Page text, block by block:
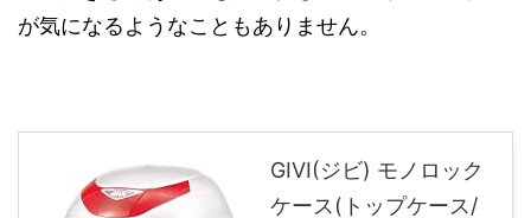
が気になるようなこともありません。
GIVI(ジビ) モノロック
ケース(トップケース/